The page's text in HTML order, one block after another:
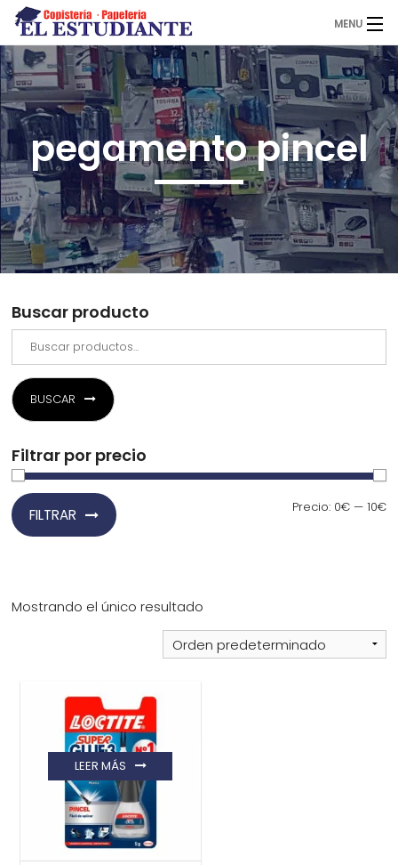
MENU
El Estudiante
Copistería
Papelería
Novedades
Contacto
¡Imprimir!
pegamento pincel
Buscar producto
BUSCAR
Filtrar por precio
Precio
mínimo
Precio
máximo
FILTRAR Precio: 0€— 10€
Mostrando el único resultado
LEER MÁS